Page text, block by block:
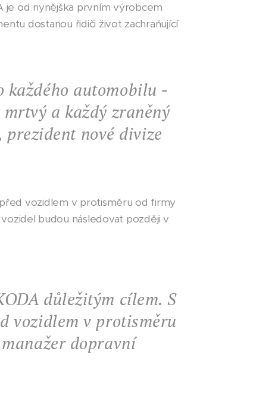
je od nynějška prvním výrobcem
dostanou řidiči život zachraňující
automobilu -
a každý zraněný
nové divize
vozidlem v protisměru od firmy
budou následovat později v
důležitým cílem. S
vozidlem v protisměru
dopravní